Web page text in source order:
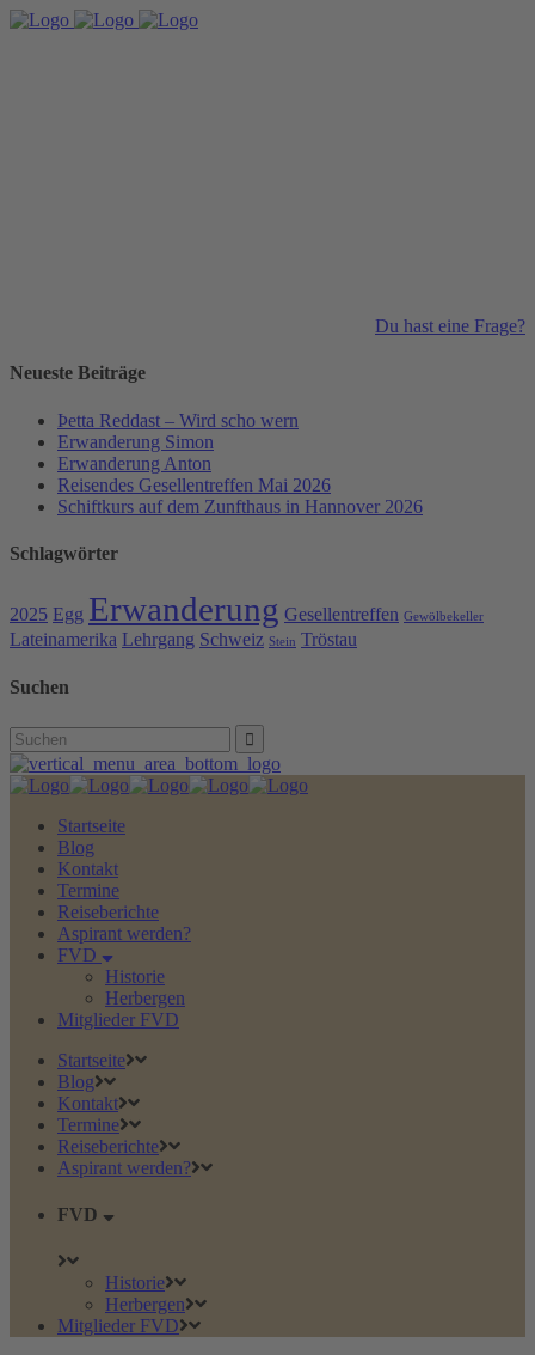
Du hast eine Frage?
Neueste Beiträge
Þetta Reddast – Wird scho wern
Erwanderung Simon
Erwanderung Anton
Reisendes Gesellentreffen Mai 2026
Schiftkurs auf dem Zunfthaus in Hannover 2026
Schlagwörter
2025 Egg Erwanderung Gesellentreffen Gewölbekeller
Lateinamerika Lehrgang Schweiz Stein Tröstau
Suchen
Search
for:
Startseite
Blog
Kontakt
Termine
Reiseberichte
Aspirant werden?
FVD
Historie
Herbergen
Mitglieder FVD
Startseite
Blog
Kontakt
Termine
Reiseberichte
Aspirant werden?
FVD
Historie
Herbergen
Mitglieder FVD